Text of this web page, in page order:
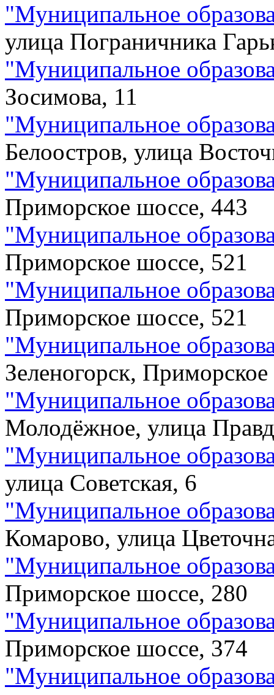
"Муниципальное
улица Пограничника
"Муниципальное
Зосимова, 11
"Муниципальное
Белоостров, улица
"Муниципальное
Приморское шоссе, 443
"Муниципальное
Приморское шоссе, 521
"Муниципальное
Приморское шоссе, 521
"Муниципальное
Зеленогорск,
"Муниципальное
Молодёжное, улица
"Муниципальное
улица Советская, 6
"Муниципальное
Комарово, улица
"Муниципальное
Приморское шоссе, 280
"Муниципальное
Приморское шоссе, 374
"Муниципальное